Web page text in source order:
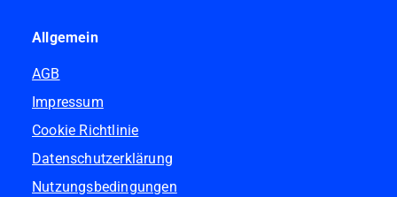
Allgemein
AGB
Impressum
Cookie Richtlinie
Datenschutzerklärung
Nutzungsbedingungen